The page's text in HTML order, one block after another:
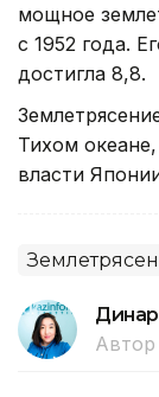
мощное
с 1952 года.
достигла 8,8.
Тихом
власти
Автор